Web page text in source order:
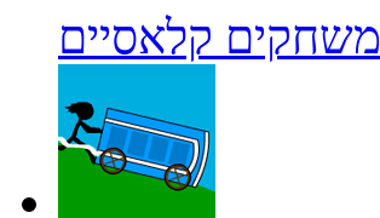
משחקים קלאסיים